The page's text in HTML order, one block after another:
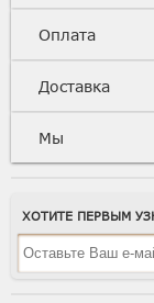
Оплата
Доставка
Мы
ХОТИТЕ ПЕРВЫМ